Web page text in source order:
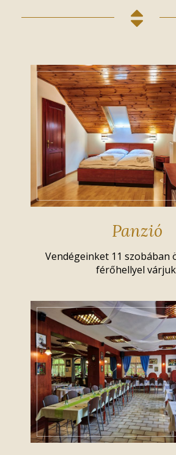
Panzió
Vendégeinket 11 szobában
férőhellyel